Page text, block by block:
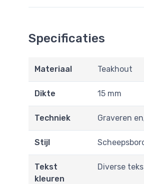
Specificaties
Materiaal Teakhout
Dikte 15 mm
Techniek Graveren
Stijl
Tekst
kleuren
Diverse